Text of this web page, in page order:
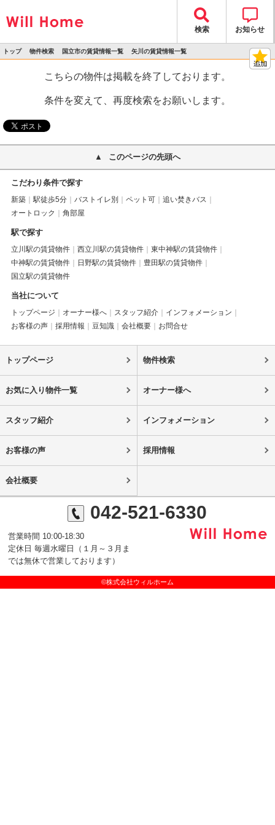
検索 お知らせ
トップ 物件検索 国立市の賃貸情報一覧 矢川の賃貸情報一覧
こちらの物件は掲載を終了しております。
条件を変えて、再度検索をお願いします。
このページの先頭へ
こだわり条件で探す
新築 駅徒歩5分 バストイレ別 ペット可
追い焚きバス
オートロック
角部屋
駅で探す
立川駅の賃貸物件 西立川駅の賃貸物件
東中神駅の賃貸物件
中神駅の賃貸物件
日野駅の賃貸物件
豊田駅の賃貸物件
国立駅の賃貸物件
当社について
トップページ オーナー様へ スタッフ紹介
インフォメーション
お客様の声
採用情報 豆知識 会社概要 お問合せ
トップページ 物件検索
お気に入り物件一覧 オーナー様へ
スタッフ紹介 インフォメーション
お客様の声 採用情報
会社概要
042-521-6330
営業時間 10:00-18:30
定休日 毎週水曜日（１月～３月ま
では無休で営業しております）
©株式会社ウィルホーム